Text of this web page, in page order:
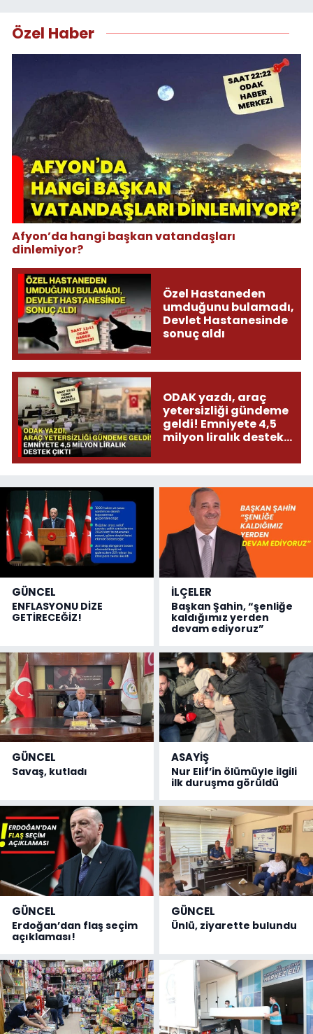
Özel Haber
Afyon’da hangi başkan vatandaşları
dinlemiyor?
Özel Hastaneden
umduğunu bulamadı,
Devlet Hastanesinde
sonuç aldı
ODAK yazdı, araç
yetersizliği gündeme
geldi! Emniyete 4,5
milyon liralık destek
GÜNCEL
ENFLASYONU DİZE
GETİRECEĞİZ!
İLÇELER
Başkan Şahin, “şenliğe
kaldığımız yerden
devam ediyoruz”
GÜNCEL
Savaş, kutladı
ASAYİŞ
Nur Elif’in ölümüyle ilgili
ilk duruşma görüldü
GÜNCEL
Erdoğan’dan flaş seçim
açıklaması!
GÜNCEL
Ünlü, ziyarette bulundu